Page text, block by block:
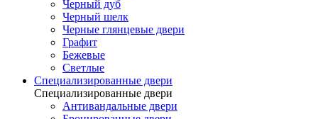
Черный дуб
Черный шелк
Черные глянцевые двери
Графит
Бежевые
Светлые
Специализированные двери
Специализированные двери
Антивандальные двери